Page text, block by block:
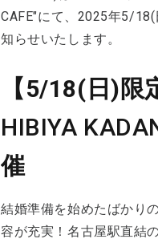
CAFE"にて、2025年5/
知らせいたします。
【5/18(日)限
HIBIYA
催
結婚準備を始めたばかり
容が充実！名古屋駅直結